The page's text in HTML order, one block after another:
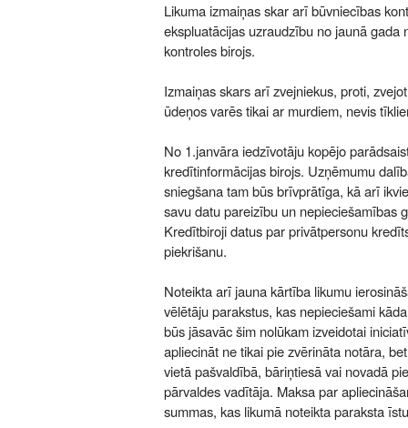
Likuma izmaiņas skar arī būvniecības
ekspluatācijas uzraudzību no jaunā gada
kontroles birojs.
Izmaiņas skars arī zvejniekus, proti,
ūdeņos varēs tikai ar murdiem, nevis
No 1.janvāra iedzīvotāju kopējo
kredītinformācijas birojs. Uzņēmumu
sniegšana tam būs brīvprātīga, kā arī
savu datu pareizību un nepieciešamības
Kredītbiroji datus par privātpersonu
piekrišanu.
Noteikta arī jauna kārtība likumu
vēlētāju parakstus, kas nepieciešami
būs jāsavāc šim nolūkam izveidotai
apliecināt ne tikai pie zvērināta notāra,
vietā pašvaldībā, bāriņtiesā vai novadā
pārvaldes vadītāja. Maksa par
summas, kas likumā noteikta paraksta